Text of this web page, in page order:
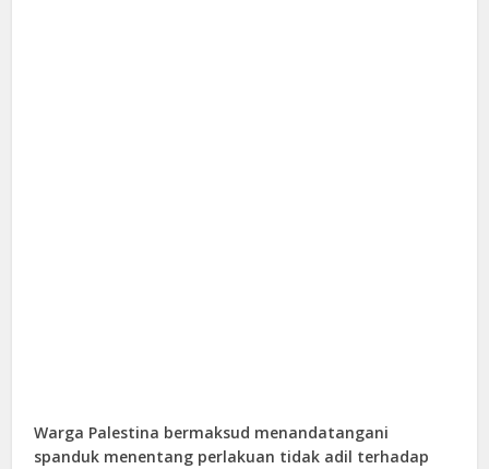
Warga Palestina bermaksud menandatangani
spanduk menentang perlakuan tidak adil terhadap